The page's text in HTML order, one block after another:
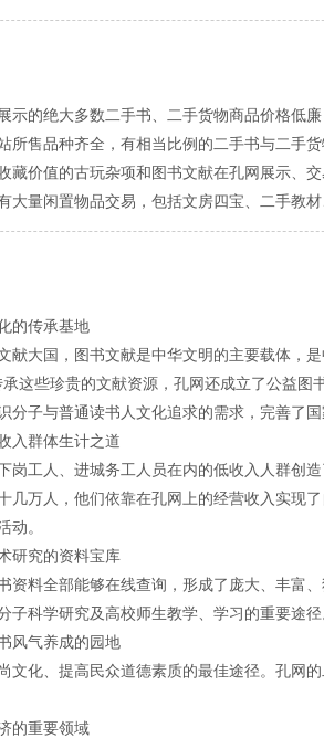
的绝大多数二手书、二手货物商品价格低
售品种齐全，有相当比例的二手书与二手货
价值的古玩杂项和图书文献在孔网展示、
量闲置物品交易，包括文房四宝、二手教
的传承基地
献大国，图书文献是中华文明的主要载体，
承这些珍贵的文献资源，孔网还成立了公益
分子与普通读书人文化追求的需求，完善了
入群体生计之道
岗工人、进城务工人员在内的低收入人群创
几万人，他们依靠在孔网上的经营收入实现
动。
研究的资料宝库
资料全部能够在线查询，形成了庞大、丰富
子科学研究及高校师生教学、学习的重要途
风气养成的园地
文化、提高民众道德素质的最佳途径。孔网
的重要领域